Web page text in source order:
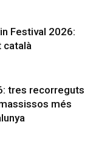
Festival 2026:
català
tres recorreguts
més